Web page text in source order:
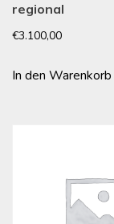
regional
€3.100,00
In den Warenkorb